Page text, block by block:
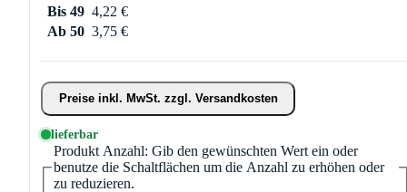
Bis 49 4,22 €
Ab 50 3,75 €
Preise inkl. MwSt. zzgl. Versandkosten
lieferbar
Produkt Anzahl: Gib den gewünschten Wert ein oder
benutze die Schaltflächen um die Anzahl zu erhöhen oder
zu reduzieren.